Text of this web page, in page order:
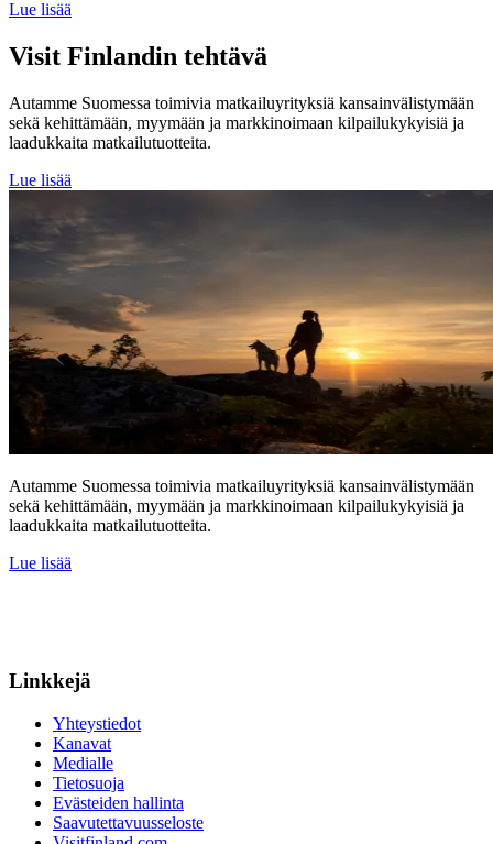
Lue lisää
Visit Finlandin tehtävä
Autamme Suomessa toimivia matkailuyrityksiä kansainvälistymään
sekä kehittämään, myymään ja markkinoimaan kilpailukykyisiä ja
laadukkaita matkailutuotteita.
Lue lisää
Autamme Suomessa toimivia matkailuyrityksiä kansainvälistymään
sekä kehittämään, myymään ja markkinoimaan kilpailukykyisiä ja
laadukkaita matkailutuotteita.
Lue lisää
Linkkejä
Yhteystiedot
Kanavat
Medialle
Tietosuoja
Evästeiden hallinta
Saavutettavuusseloste